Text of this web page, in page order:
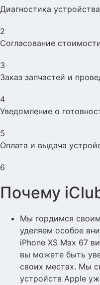
Диагностика устройства
2
Согласование
3
Заказ запчастей и
4
Уведомление о
5
Оплата и выдача
6
Почему
Мы гордимся
уделяем особое
iPhone XS Max 67
вы можете быть
своих местах. Мы
устройств Apple